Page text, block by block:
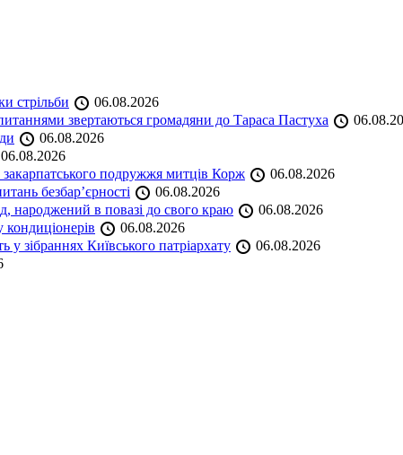
стрільби
06.08.2026
звертаються громадяни до Тараса Пастуха
06.08.2026
06.08.2026
подружжя митців Корж
06.08.2026
безбар’єрності
06.08.2026
народжений в повазі до свого краю
06.08.2026
06.08.2026
зібраннях Київського патріархату
06.08.2026